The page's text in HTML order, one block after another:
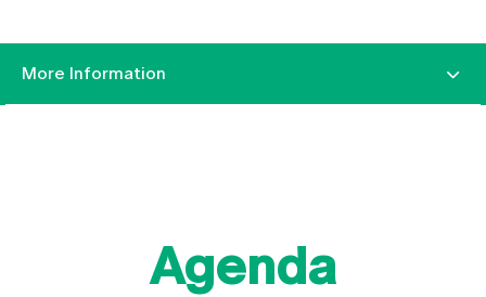
More Information
Agenda